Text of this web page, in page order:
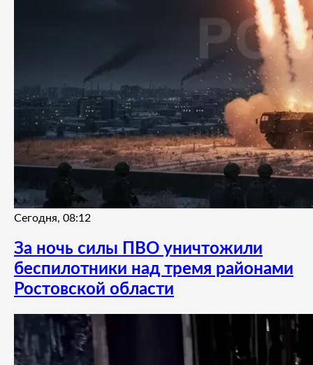
Сегодня, 08:12
За ночь силы ПВО уничтожили
беспилотники над тремя районами
Ростовской области